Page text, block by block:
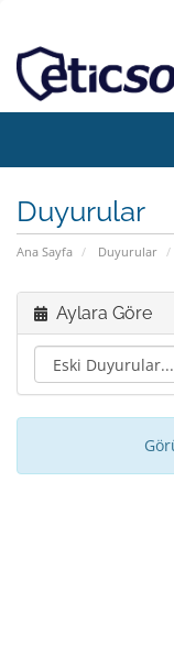
Duyurular
Ana Sayfa Duyurular
Aylara Göre